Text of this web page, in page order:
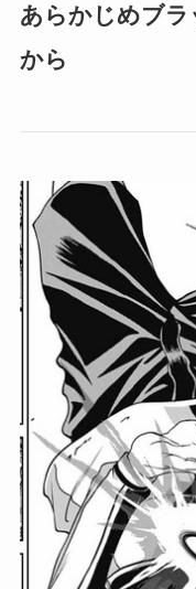
あらかじめブ
から